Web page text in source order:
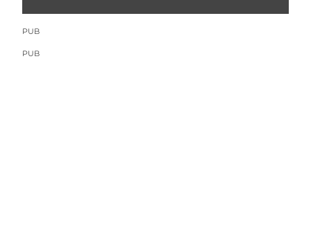
PUB
PUB